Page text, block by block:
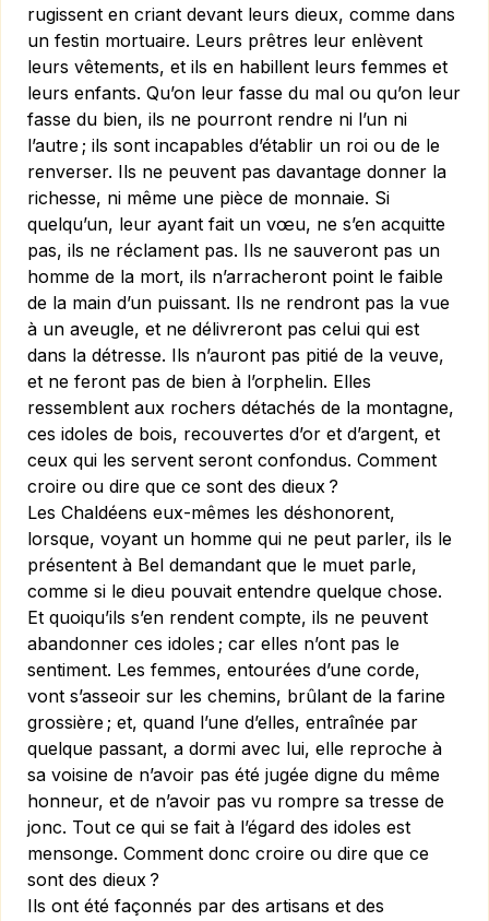
rugissent en criant devant leurs dieux, comme dans
un festin mortuaire. Leurs prêtres leur enlèvent
leurs vêtements, et ils en habillent leurs femmes et
leurs enfants. Qu’on leur fasse du mal ou qu’on leur
fasse du bien, ils ne pourront rendre ni l’un ni
l’autre ; ils sont incapables d’établir un roi ou de le
renverser. Ils ne peuvent pas davantage donner la
richesse, ni même une pièce de monnaie. Si
quelqu’un, leur ayant fait un vœu, ne s’en acquitte
pas, ils ne réclament pas. Ils ne sauveront pas un
homme de la mort, ils n’arracheront point le faible
de la main d’un puissant. Ils ne rendront pas la vue
à un aveugle, et ne délivreront pas celui qui est
dans la détresse. Ils n’auront pas pitié de la veuve,
et ne feront pas de bien à l’orphelin. Elles
ressemblent aux rochers détachés de la montagne,
ces idoles de bois, recouvertes d’or et d’argent, et
ceux qui les servent seront confondus. Comment
croire ou dire que ce sont des dieux ?
Les Chaldéens eux-mêmes les déshonorent,
lorsque, voyant un homme qui ne peut parler, ils le
présentent à Bel demandant que le muet parle,
comme si le dieu pouvait entendre quelque chose.
Et quoiqu’ils s’en rendent compte, ils ne peuvent
abandonner ces idoles ; car elles n’ont pas le
sentiment. Les femmes, entourées d’une corde,
vont s’asseoir sur les chemins, brûlant de la farine
grossière ; et, quand l’une d’elles, entraînée par
quelque passant, a dormi avec lui, elle reproche à
sa voisine de n’avoir pas été jugée digne du même
honneur, et de n’avoir pas vu rompre sa tresse de
jonc. Tout ce qui se fait à l’égard des idoles est
mensonge. Comment donc croire ou dire que ce
sont des dieux ?
Ils ont été façonnés par des artisans et des